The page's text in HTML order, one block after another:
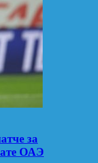
за
ОАЭ